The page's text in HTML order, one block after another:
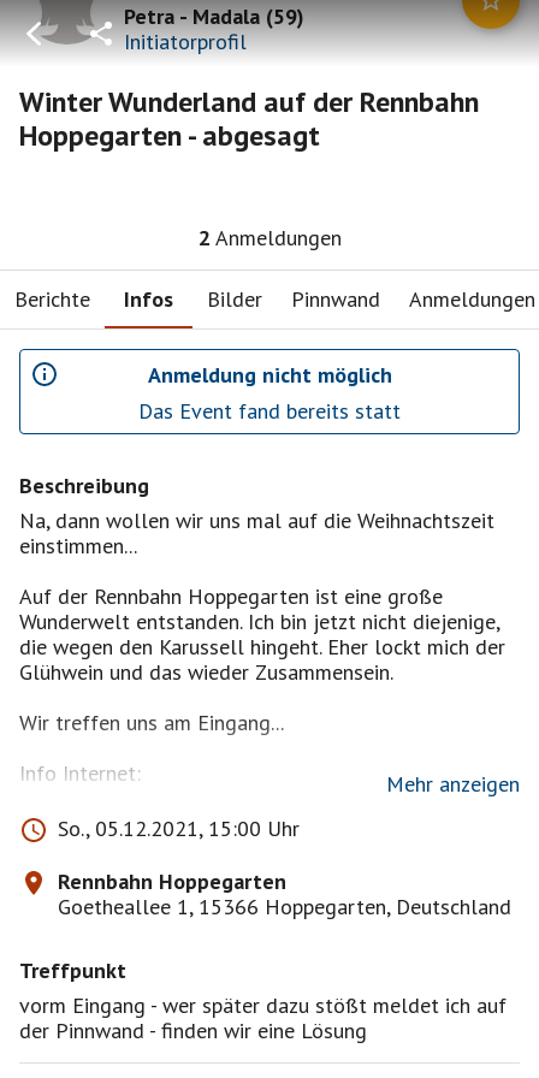
Petra - Madala(59)
Initiatorprofil
Winter Wunderland auf der Rennbahn
Hoppegarten - abgesagt
2 Anmeldungen
Berichte Infos Bilder Pinnwand Anmeldungen
Anmeldung nicht möglich
Das Event fand bereits statt
Beschreibung
Na, dann wollen wir uns mal auf die Weihnachtszeit
einstimmen...
Auf der Rennbahn Hoppegarten ist eine große
Wunderwelt entstanden. Ich bin jetzt nicht diejenige,
die wegen den Karussell hingeht. Eher lockt mich der
Glühwein und das wieder Zusammensein.
Wir treffen uns am Eingang...
Info Internet:
Das Konzept orientiert sich an dem Winter
Wonderland im Londoner Hyde Park und verspricht,
die ganze Magie der Weihnachtszeit einzufangen. Auf
dem weitläufigen Gelände sorgen zahlreiche
Beleuchtungen und Lichtelemente für festliche
Über dem gesamten Gelände wird der Duft von
Zuckerwatte und gebrannten Mandeln schweben.
Fahrgeschäfte, Kunsthandwerk und Riesen-
Mehr anzeigen
So., 05.12.2021, 15:00 Uhr
Rennbahn Hoppegarten
Goetheallee 1, 15366 Hoppegarten, Deutschland
Treffpunkt
vorm Eingang - wer später dazu stößt meldet ich auf
der Pinnwand - finden wir eine Lösung